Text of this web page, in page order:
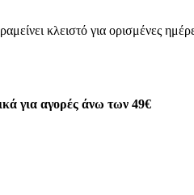
κλειστό για ορισμένες
για αγορές άνω των 49€